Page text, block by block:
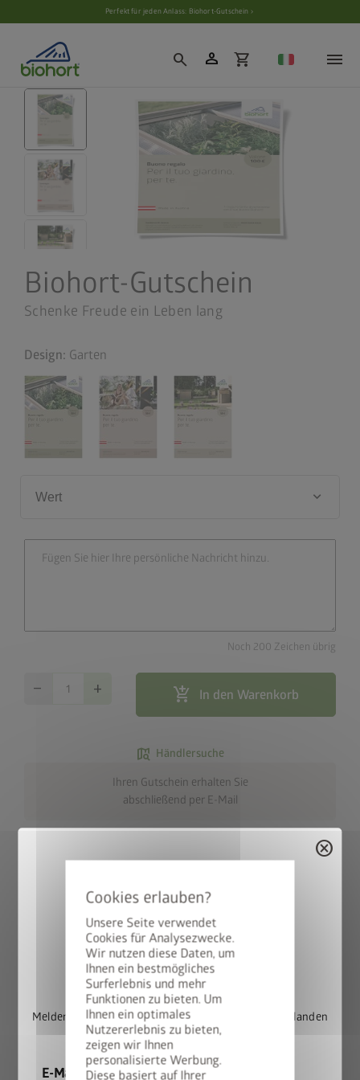
Unsere Seite verwendet
Cookies für Analysezwecke.
Wir nutzen diese Daten, um
Ihnen ein bestmögliches
Surferlebnis und mehr
Funktionen zu bieten. Um
Ihnen ein optimales
Nutzererlebnis zu bieten,
zeigen wir Ihnen
personalisierte Werbung.
Diese basiert auf Ihrer
Perfekt für jeden Anlass: Biohort-Gutschein ›
search person shopping_cart
Biohort-Gutschein
Schenke Freude ein Leben lang
Design: Garten
Wert keyboard_arrow_down
Noch 200 Zeichen übrig
remove add add_shopping_cart In den Warenkorb
map_search Händlersuche
Ihren Gutschein erhalten Sie
abschließend per E-Mail
Ihre Vorteile
Sofort per E-Mail als PDF erhältlich – zum Versenden oder
Ausdrucken
Verschiedene Motive frei wählbar
Für alle Produkte im Biohort Onlineshop einlösbar
Wichtige Informationen
cancel
StyleBox gewinnen
Melden Sie sich jetzt für unseren Newsletter an und landen
Sie automatisch im Lostopf.
E-Mail